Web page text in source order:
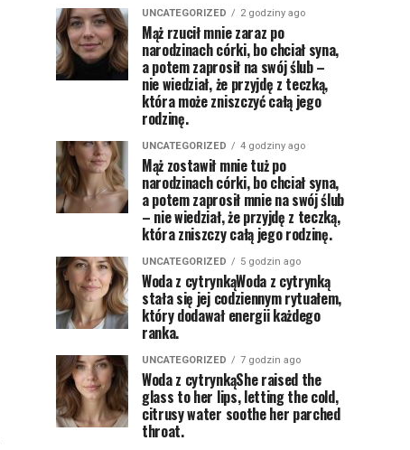
UNCATEGORIZED 2 godziny ago
Mąż rzucił mnie zaraz po
narodzinach córki, bo chciał syna,
a potem zaprosił na swój ślub –
nie wiedział, że przyjdę z teczką,
która może zniszczyć całą jego
rodzinę.
UNCATEGORIZED 4 godziny ago
Mąż zostawił mnie tuż po
narodzinach córki, bo chciał syna,
a potem zaprosił mnie na swój ślub
– nie wiedział, że przyjdę z teczką,
która zniszczy całą jego rodzinę.
UNCATEGORIZED 5 godzin ago
Woda z cytrynkąWoda z cytrynką
stała się jej codziennym rytuałem,
który dodawał energii każdego
ranka.
UNCATEGORIZED 7 godzin ago
Woda z cytrynkąShe raised the
glass to her lips, letting the cold,
citrusy water soothe her parched
throat.